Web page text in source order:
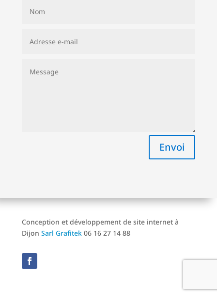
Envoi
Conception et développement de site internet à
Dijon Sarl Grafitek06 16 27 14 88